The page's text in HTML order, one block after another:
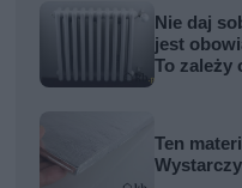
Nie daj
jest
To zależy
Ten